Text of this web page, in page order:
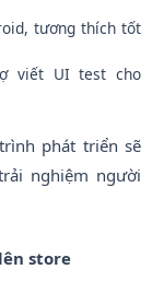
tương thích tốt
viết UI test cho
phát triển sẽ
nghiệm người
store